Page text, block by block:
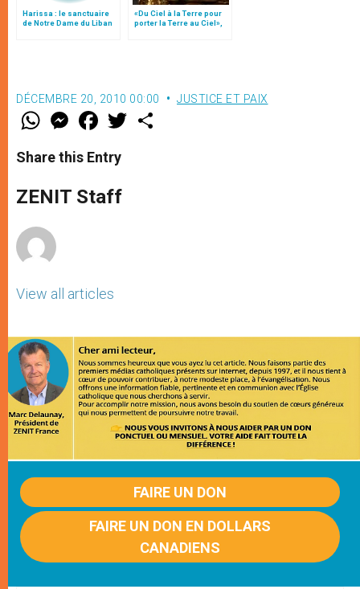
Harissa : le sanctuaire
de Notre Dame du Liban
«Du Ciel à la Terre pour
porter la Terre au Ciel»,
DÉCEMBRE 20, 2010 00:00 JUSTICE ET PAIX
W
t
s
p
p
M
e
s
e
g
e
F
a
e
b
o
k
w
Share this Entry
ZENIT Staff
View all articles
FAIRE UN DON
FAIRE UN DON EN DOLLARS
CANADIENS